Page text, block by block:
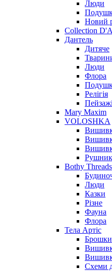
Люди
Новий
Collection
Дантель
Дитяче
Люди
Флора
Релігія
Пейзажі
Mary Maxim
VOLOSHKA
Bothy Threads
Люди
Казки
Різне
Фауна
Флора
Тела Артіс
Брошки
Схеми